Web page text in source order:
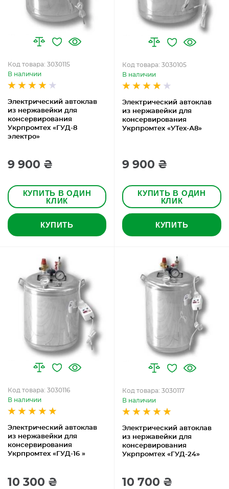
Электрический автоклав
из нержавейки для
консервирования
Укрпромтех «ГУД-8
электро»
Код товара: 3030115
В наличии
9 900 ₴
КУПИТЬ В ОДИН
КЛИК
КУПИТЬ
Электрический автоклав
из нержавейки для
консервирования
Укрпромтех «УТех-А8»
Код товара: 3030105
В наличии
9 900 ₴
КУПИТЬ В ОДИН
КЛИК
КУПИТЬ
Электрический автоклав
из нержавейки для
консервирования
Укрпромтех «ГУД-16 »
Код товара: 3030116
В наличии
10 300 ₴
Электрический автоклав
из нержавейки для
консервирования
Укрпромтех «ГУД-24»
Код товара: 3030117
В наличии
10 700 ₴